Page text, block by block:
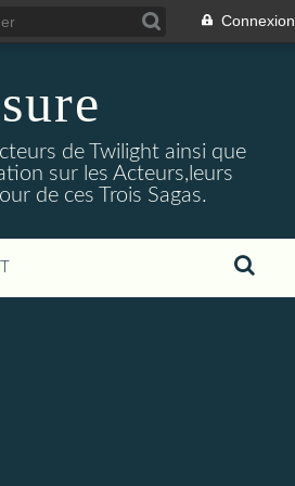
Connexion
de Twilight ainsi que
sur les Acteurs,leurs
de ces Trois Sagas.